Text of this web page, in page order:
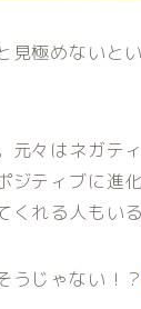
見極めないと
元々はネガテ
ジティブに進
れる人もいる
うじゃない！？